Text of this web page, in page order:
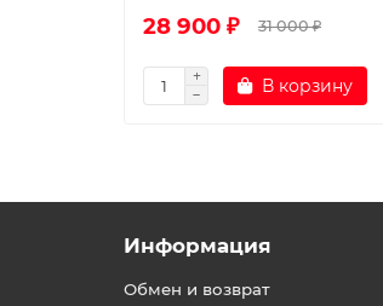
28 900 ₽ 31 000 ₽
В корзину
Информация
Обмен и возврат